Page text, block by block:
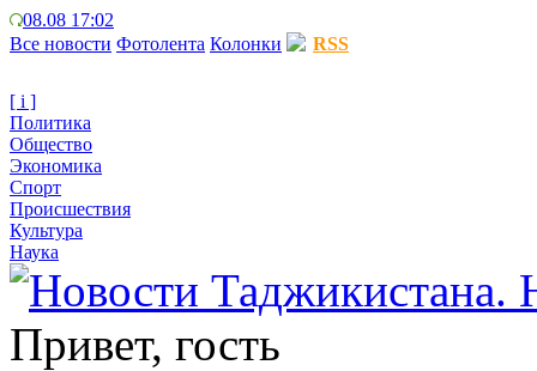
08.08 17:02
Все новости Фотолента Колонки RSS
[ i ]
Политика
Общество
Экономика
Спорт
Происшествия
Культура
Наука
Привет, гость